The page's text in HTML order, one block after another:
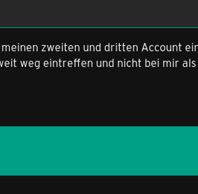
zweiten und dritten Account
weg eintreffen und nicht bei mir